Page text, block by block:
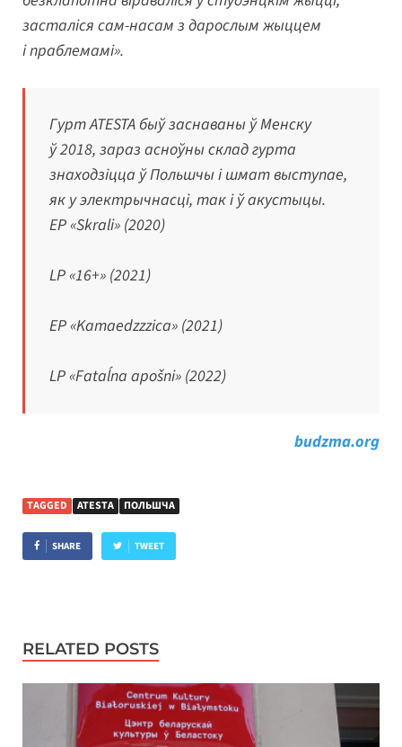
засталіся сам-насам з дарослым жыццем
і праблемамі».
Гурт ATESTA быў заснаваны ў Менску
ў 2018, зараз асноўны склад гурта
знаходзіцца ў Польшчы і шмат выступае,
як у электрычнасці, так і ў акустыцы.
EP «Skrali» (2020)
LP «16+» (2021)
EP «Kamaedzzzica» (2021)
LP «Fataĺna apošni» (2022)
budzma.org
TAGGED ATESTA ПОЛЬШЧА
SHARE TWEET
RELATED POSTS